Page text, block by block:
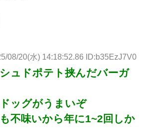
08/20(水) 14:18:52.86 ID:b35EzJ7V0
ュドポテト挟んだバーガ
ッグがうまいぞ
不味いから年に1~2回しか